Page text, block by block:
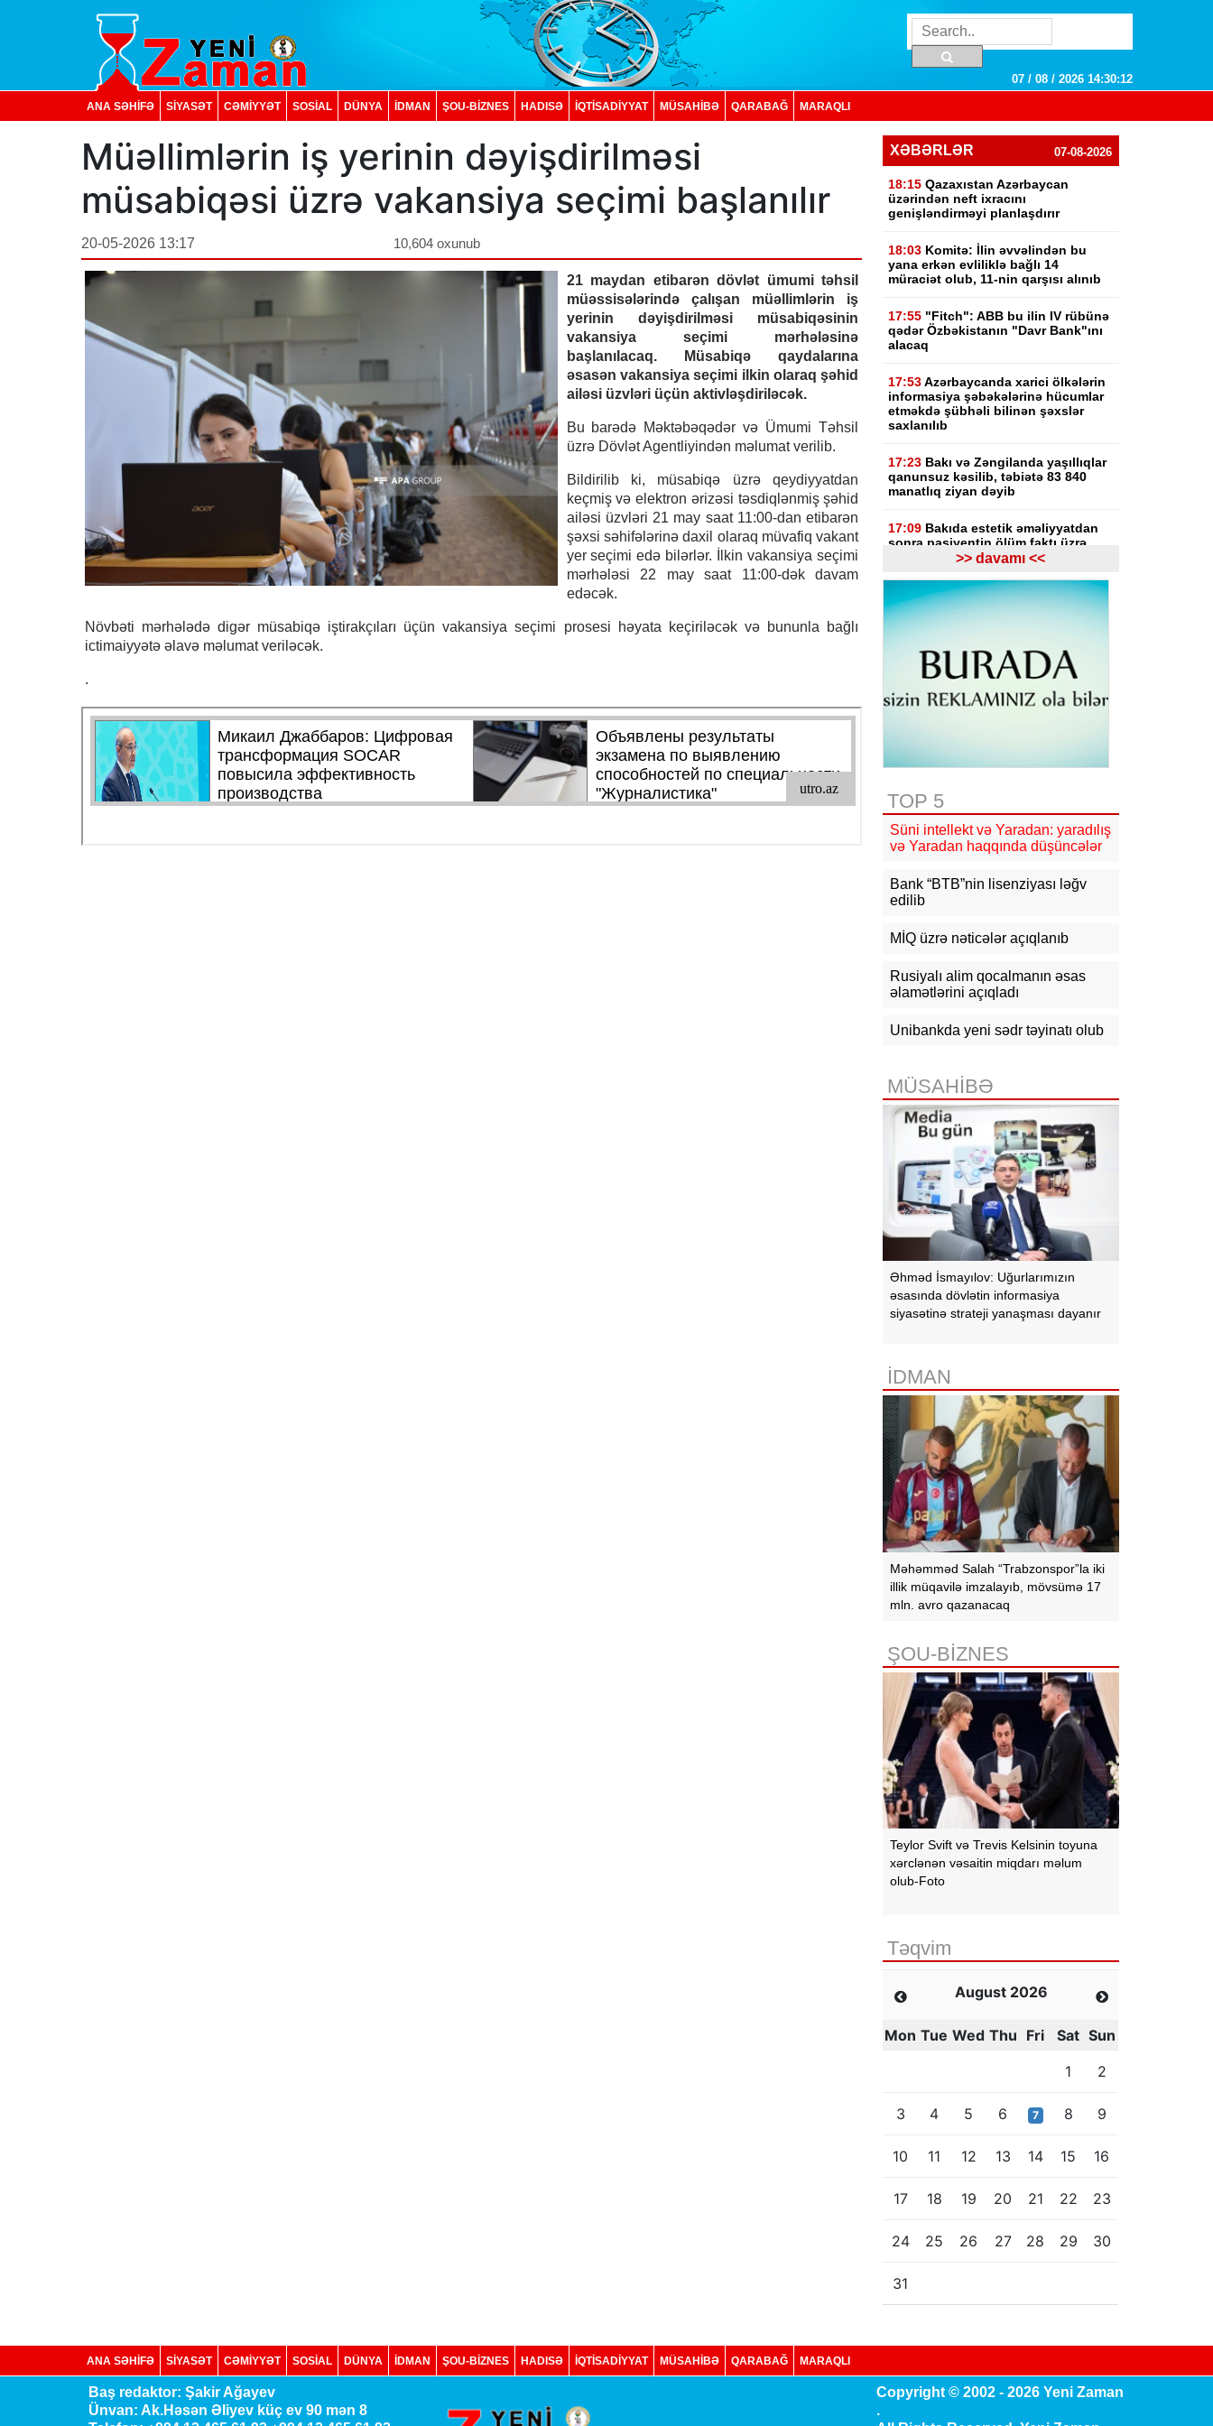
07 / 08 / 2026 14:30:13
ANA SƏHİFƏ SİYASƏT CƏMİYYƏT SOSIAL DÜNYA İDMAN ŞOU-BİZNES HADISƏ İQTISADIYYAT MÜSAHİBƏ QARABAĞ MARAQLI
Müəllimlərin iş yerinin dəyişdirilməsi
müsabiqəsi üzrə vakansiya seçimi başlanılır
20-05-2026 13:17 10,604 oxunub
21 maydan etibarən dövlət ümumi təhsil
müəssisələrində çalışan müəllimlərin iş
yerinin dəyişdirilməsi müsabiqəsinin
vakansiya seçimi mərhələsinə
başlanılacaq. Müsabiqə qaydalarına
əsasən vakansiya seçimi ilkin olaraq şəhid
ailəsi üzvləri üçün aktivləşdiriləcək.
Bu barədə Məktəbəqədər və Ümumi Təhsil
üzrə Dövlət Agentliyindən məlumat verilib.
Bildirilib ki, müsabiqə üzrə qeydiyyatdan
keçmiş və elektron ərizəsi təsdiqlənmiş şəhid
ailəsi üzvləri 21 may saat 11:00-dan etibarən
şəxsi səhifələrinə daxil olaraq müvafiq vakant
yer seçimi edə bilərlər. İlkin vakansiya seçimi
mərhələsi 22 may saat 11:00-dək davam
edəcək.
Növbəti mərhələdə digər müsabiqə iştirakçıları üçün vakansiya seçimi prosesi həyata keçiriləcək və bununla bağlı
ictimaiyyətə əlavə məlumat veriləcək.
.
XƏBƏRLƏR 07-08-2026
18:15 Qazaxıstan Azərbaycan
üzərindən neft ixracını
genişləndirməyi planlaşdırır
18:03 Komitə: İlin əvvəlindən bu
yana erkən evliliklə bağlı 14
müraciət olub, 11-nin qarşısı alınıb
17:55 "Fitch": ABB bu ilin IV rübünə
qədər Özbəkistanın "Davr Bank"ını
alacaq
17:53 Azərbaycanda xarici ölkələrin
informasiya şəbəkələrinə hücumlar
etməkdə şübhəli bilinən şəxslər
saxlanılıb
17:23 Bakı və Zəngilanda yaşıllıqlar
qanunsuz kəsilib, təbiətə 83 840
manatlıq ziyan dəyib
17:09 Bakıda estetik əməliyyatdan
sonra pasiyentin ölüm faktı üzrə
araşdırma başlayıb
17:03 Lənkəranda təqaüdçüləri
aldadan şəxs saxlanılıb
rüşvətlə bağlı həbs olunan 3
əməkdaşının məhkəməsi başlayır
16:26
Bəzi yerlərdə külək
açıqlanıb
15:50 Ədliyyə naziri Lerik rayonunda
vətəndaşları qəbul edib
15:24 Bakının mərkəzində 3
obyektdə və evdə yanğın
söndürülüb, 2 nəfər tüstüdən
üçün Aİ-dən 220 milyon avro istəyir
və Pakistan Məkkə Sazişini
imzalayıb: Üzvlərdən birinə hücum
14:30 Tramp: İran razılaşma əldə
etmək istəyir
>> davamı <<
TOP 5
Süni intellekt və Yaradan: yaradılış
və Yaradan haqqında düşüncələr
Bank “BTB”nin lisenziyası ləğv
edilib
MİQ üzrə nəticələr açıqlanıb
Rusiyalı alim qocalmanın əsas
əlamətlərini açıqladı
Unibankda yeni sədr təyinatı olub
MÜSAHİBƏ
Əhməd İsmayılov: Uğurlarımızın
əsasında dövlətin informasiya
siyasətinə strateji yanaşması dayanır
İDMAN
Məhəmməd Salah “Trabzonspor”la iki
illik müqavilə imzalayıb, mövsümə 17
mln. avro qazanacaq
ŞOU-BİZNES
Teylor Svift və Trevis Kelsinin toyuna
xərclənən vəsaitin miqdarı məlum
olub-Foto
Təqvim
August 2026
Mon Tue Wed Thu Fri Sat Sun
1
2
3 4 5 6 7 8 9
10 11 12 13 14 15 16
17 18 19 20 21 22 23
24 25 26 27 28 29 30
31
ANA SƏHİFƏ SİYASƏT CƏMİYYƏT SOSIAL DÜNYA İDMAN ŞOU-BİZNES HADISƏ İQTISADIYYAT MÜSAHİBƏ QARABAĞ MARAQLI
Baş redaktor: Şakir Ağayev
Ünvan: Ak.Həsən Əliyev küç ev 90 mən 8
Copyright © 2002 - 2026 Yeni Zaman
.